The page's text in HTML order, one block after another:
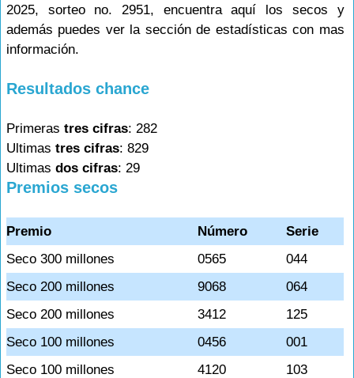
2025, sorteo no. 2951, encuentra aquí los secos y
además puedes ver la sección de estadísticas con mas
información.
Resultados chance
Primeras tres cifras: 282
Ultimas tres cifras: 829
Ultimas dos cifras: 29
Premios secos
Premio Número
Serie
Seco 300 millones
0565
044
Seco 200 millones
9068
064
Seco 200 millones
3412
125
Seco 100 millones
0456
001
Seco 100 millones
4120
103